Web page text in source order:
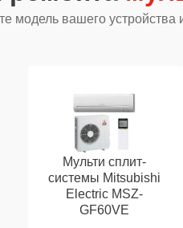
модель вашего устройства
Мульти сплит-
системы Mitsubishi
Electric MSZ-
GF60VE